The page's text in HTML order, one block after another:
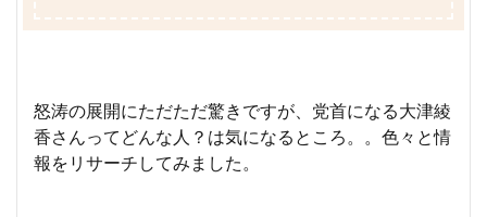
怒涛の展開にただただ驚きですが、党首になる大津綾
香さんってどんな人？は気になるところ。。色々と情
報をリサーチしてみました。